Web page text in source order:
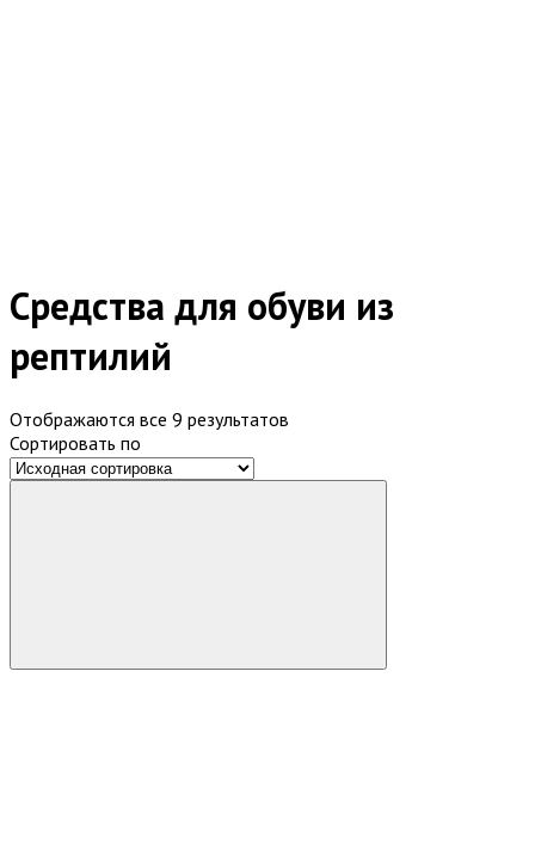
Средства для обуви из
рептилий
Отображаются все 9 результатов
Сортировать по